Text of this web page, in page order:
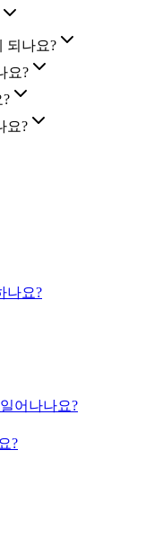
되나요?
요?
요?
나요?
어나나요?
?